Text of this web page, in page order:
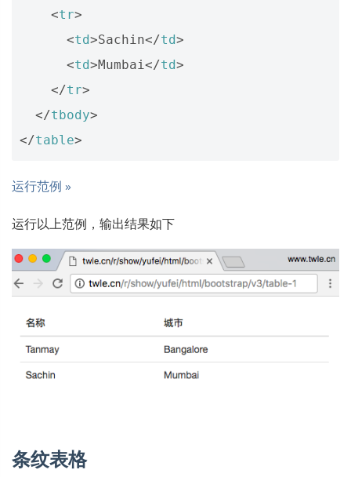
<tr>
<td>Sachin</td>
<td>Mumbai</td>
</tr>
</tbody>
</table>
运行范例 »
运行以上范例，输出结果如下
条纹表格